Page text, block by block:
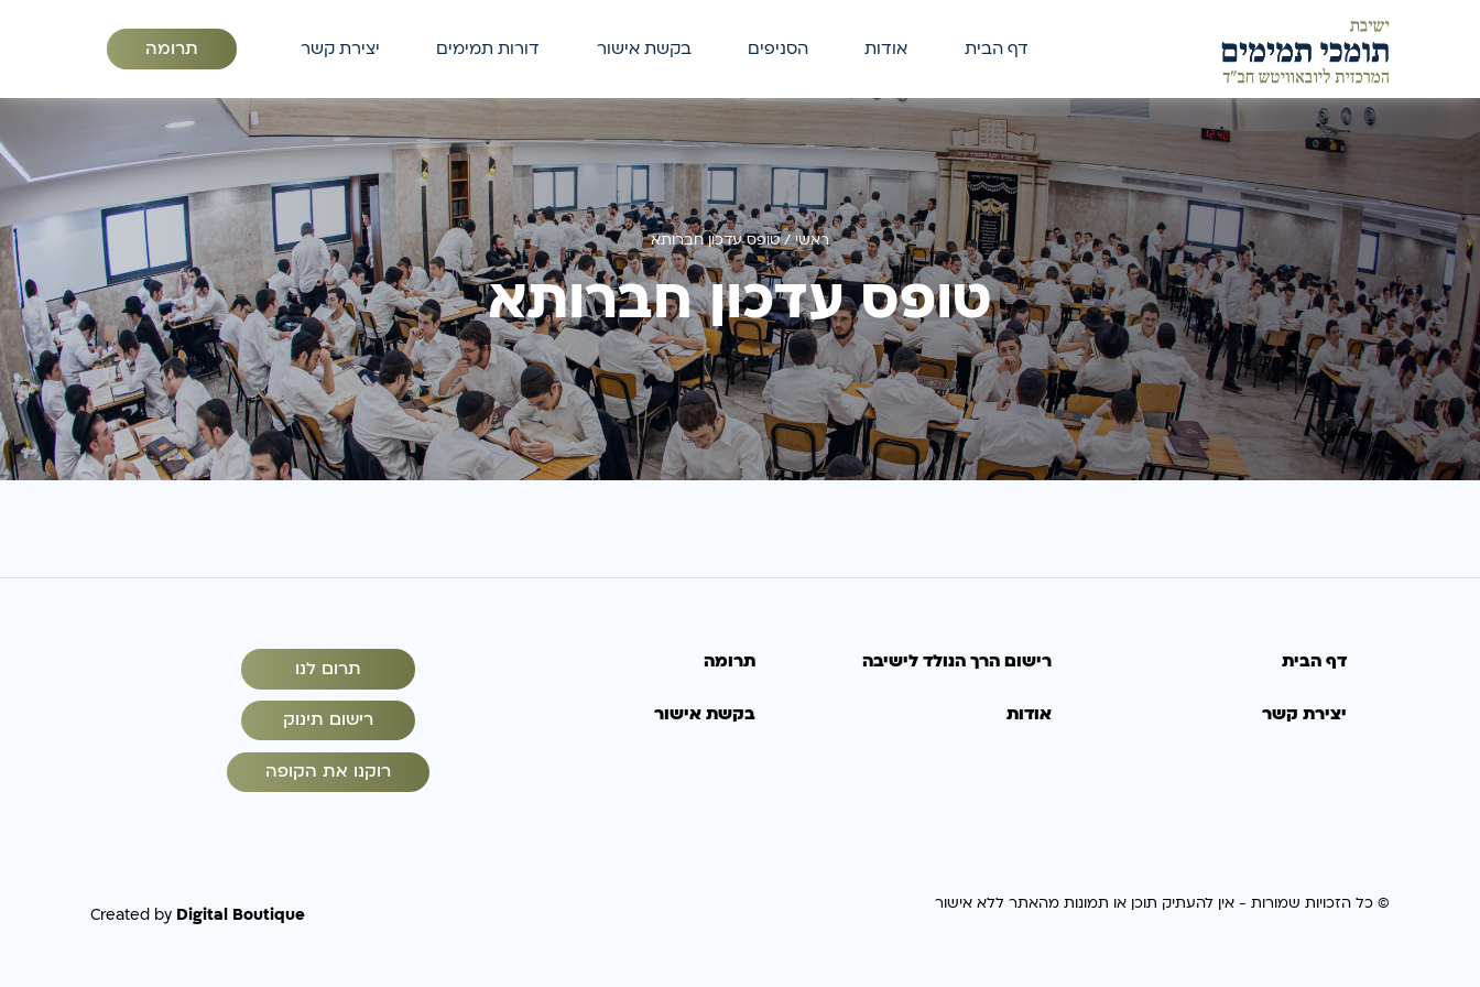
דף הבית אודות הסניפים בקשת אישור דורות תמימים יצירת קשר תרומה
ראשי/טופס עדכון חברותא
טופס עדכון חברותא
דף הבית רישום הרך הנולד לישיבה תרומה
יצירת קשר אודות בקשת אישור
תרום לנו
רישום תינוק
רוקנו את הקופה
© כל הזכויות שמורות - אין להעתיק תוכן או תמונות מהאתר ללא אישור
Created by Digital Boutique